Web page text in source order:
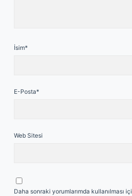
İsim*
E-Posta*
Web Sitesi
Daha sonraki yorumlarımda kullanılması